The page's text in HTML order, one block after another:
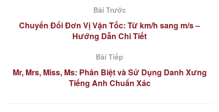
Bài Trước
Chuyển Đổi Đơn Vị Vận Tốc: Từ km/h sang m/s –
Hướng Dẫn Chi Tiết
Bài Tiếp
Mr, Mrs, Miss, Ms: Phân Biệt và Sử Dụng Danh Xưng
Tiếng Anh Chuẩn Xác